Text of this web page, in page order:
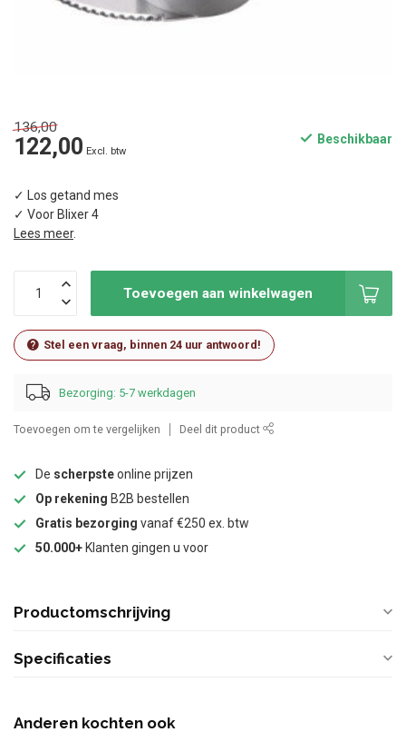
136,00
122,00 Excl. btw
Beschikbaar
✓ Los getand mes
✓ Voor Blixer 4
Lees meer.
Toevoegen aan winkelwagen
Stel een vraag, binnen 24 uur antwoord!
Bezorging: 5-7 werkdagen
Toevoegen om te vergelijken Deel dit product
De scherpsteonline prijzen
Op rekening B2B bestellen
Gratis bezorging vanaf €250 ex. btw
50.000+ Klanten gingen u voor
Productomschrijving
Specificaties
Anderen kochten ook